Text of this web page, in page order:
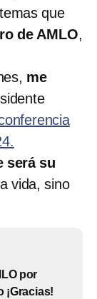
que
de AMLO,
me
será su
vida, sino
por
¡Gracias!